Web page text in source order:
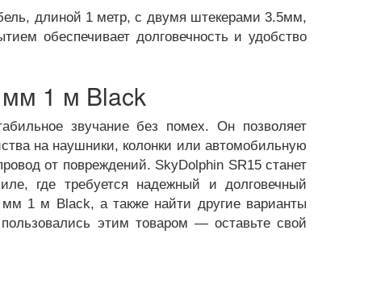
длиной 1 метр, с двумя штекерами 3.5мм,
обеспечивает долговечность и удобство
1 м Black
звучание без помех. Он позволяет
на наушники, колонки или автомобильную
от повреждений. SkyDolphin SR15 станет
где требуется надежный и долговечный
1 м Black, а также найти другие варианты
этим товаром — оставьте свой